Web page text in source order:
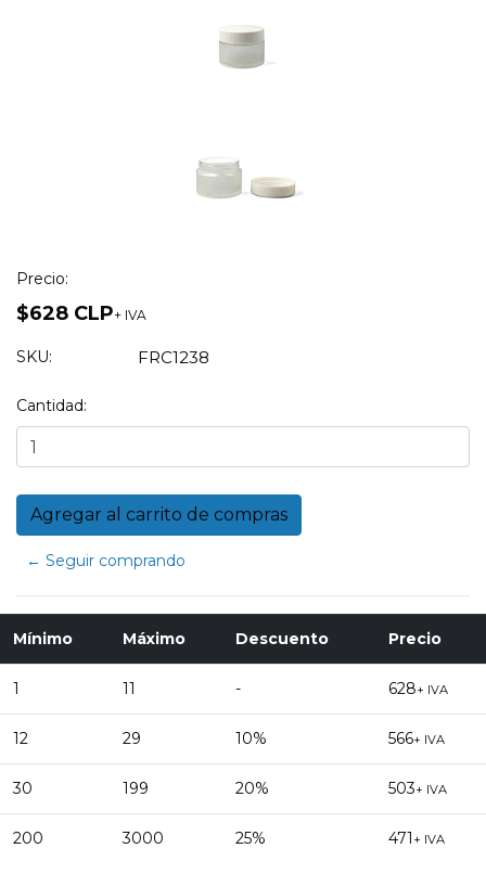
Precio:
$628 CLP+ IVA
SKU: FRC1238
Cantidad:
← Seguir comprando
Mínimo Máximo Descuento Precio
1 11 - 628+ IVA
12 29 10% 566+ IVA
30 199 20% 503+ IVA
200 3000 25% 471 + IVA